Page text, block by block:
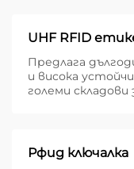
UHF RFID
Предлага
и висока
големи складови
Рфид ключалка